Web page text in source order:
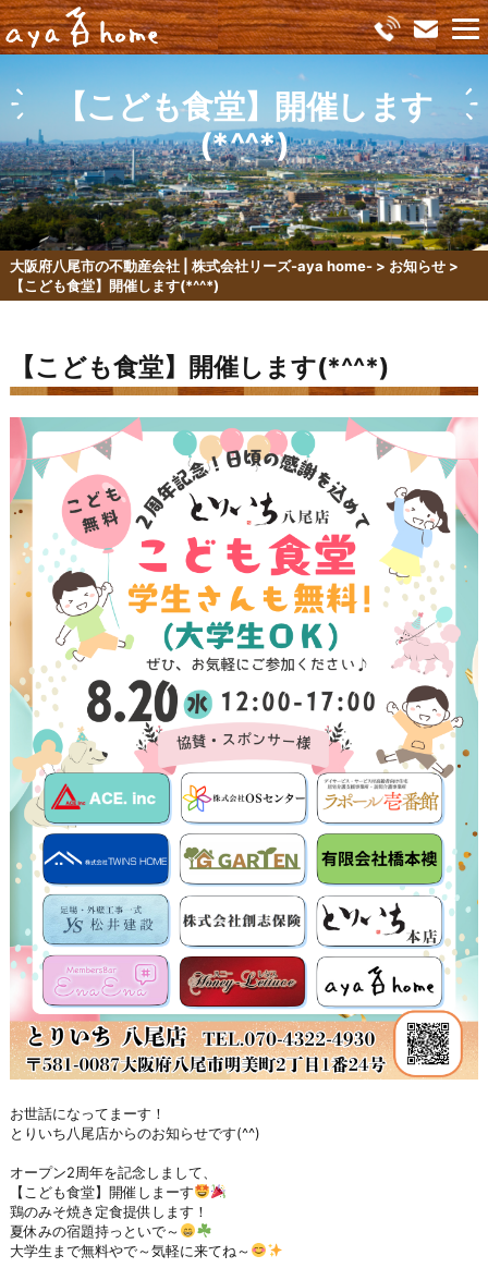
【こども食堂】開催します
(*^^*)
大阪府八尾市の不動産会社 | 株式会社リーズ-aya home-> お知らせ>
【こども食堂】開催します(*^^*)
【こども食堂】開催します(*^^*)
お世話になってまーす！
とりいち八尾店からのお知らせです(^^)
オープン2周年を記念しまして、
【こども食堂】開催しまーす
鶏のみそ焼き定食提供します！
夏休みの宿題持っといで～
大学生まで無料やで～気軽に来てね～